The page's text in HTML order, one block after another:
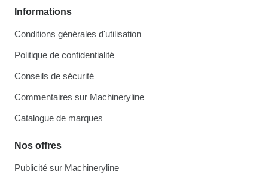
Informations
Conditions générales d'utilisation
Politique de confidentialité
Conseils de sécurité
Commentaires sur Machineryline
Catalogue de marques
Nos offres
Publicité sur Machineryline